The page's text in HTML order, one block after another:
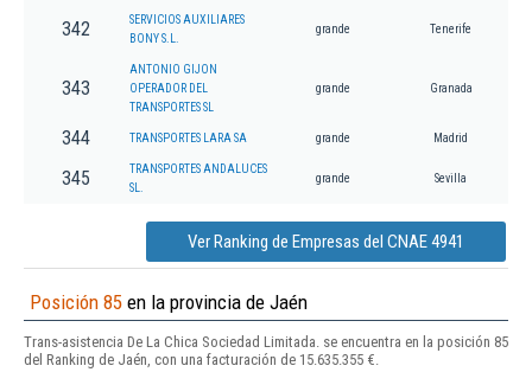
342
SERVICIOS AUXILIARES
BONY S.L.
grande Tenerife
343
ANTONIO GIJON
OPERADOR DEL
TRANSPORTES SL
grande Granada
344 TRANSPORTES LARA SA grande Madrid
345
TRANSPORTES ANDALUCES
SL.
grande Sevilla
Ver Ranking de Empresas del CNAE 4941
Posición 85 en la provincia de Jaén
Trans-asistencia De La Chica Sociedad Limitada. se encuentra en la posición 85
del Ranking de Jaén, con una facturación de 15.635.355 €.